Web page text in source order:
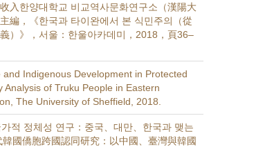
入한양대학교 비교역사문화연구소（漢陽大
編，《한국과 타이완에서 본 식민주의（從
）》，서울：한울아카데미，2018，頁36–
and Indigenous Development in Protected
Analysis of Truku People in Eastern
The University of Sheffield, 2018.
가적 정체성 연구：중국、대만、한국과 맺는
國僑胞跨國認同研究：以中國、臺灣與韓國